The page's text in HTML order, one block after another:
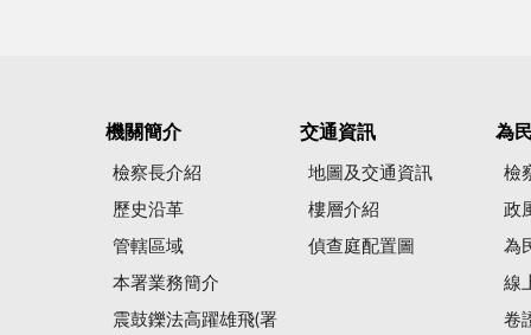
機關簡介
檢察長介紹
歷史沿革
管轄區域
本署業務簡介
震鼓鑠法高躍雄飛(署
交通資訊
地圖及交通資訊
樓層介紹
偵查庭配置圖
為
檢
政
為
線
卷